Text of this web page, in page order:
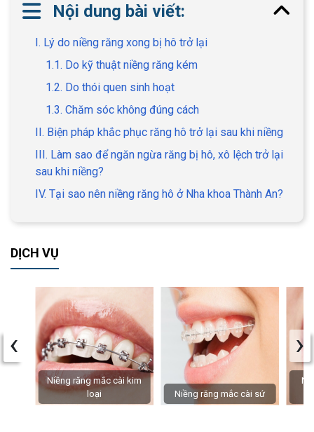
Nội dung bài viết:
I. Lý do niềng răng xong bị hô trở lại
1.1. Do kỹ thuật niềng răng kém
1.2. Do thói quen sinh hoạt
1.3. Chăm sóc không đúng cách
II. Biện pháp khắc phục răng hô trở lại sau khi niềng
III. Làm sao để ngăn ngừa răng bị hô, xô lệch trở lại
sau khi niềng?
IV. Tại sao nên niềng răng hô ở Nha khoa Thành An?
DỊCH VỤ
Niềng răng mắc cài kim
loại
Niềng răng mắc cài sứ
‹ ›